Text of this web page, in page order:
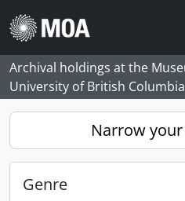
Skip to main content
Archival holdings at the
University of British Columbia
Narrow
Genre